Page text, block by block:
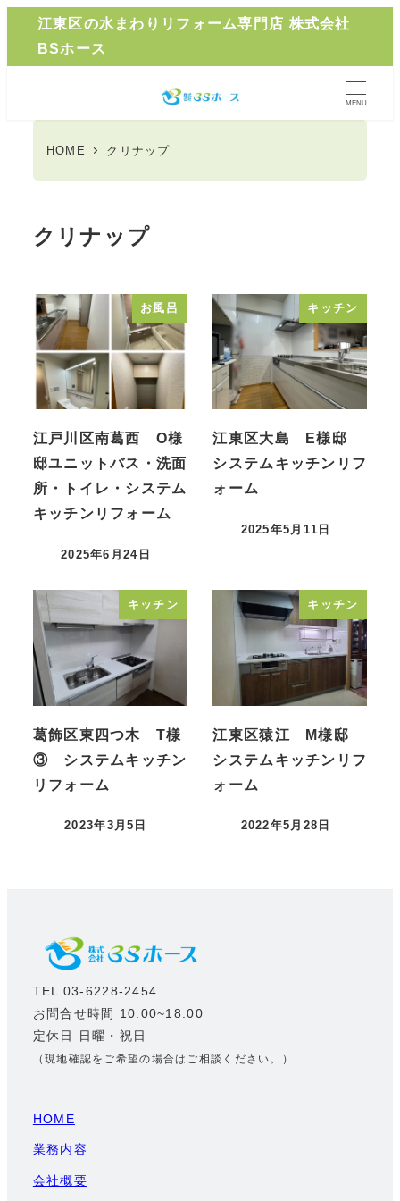
ン
江東区の水まわりリフォーム専門店 株式会社
BSホース
MENU
HOME クリナップ
クリナップ
お風呂
江戸川区南葛西 O様
邸ユニットバス・洗面
所・トイレ・システム
キッチンリフォーム
投稿日
2025年6月24日
キッチン
江東区大島 E様邸
システムキッチンリフ
ォーム
投稿日
2025年5月11日
キッチン
葛飾区東四つ木 T様
③ システムキッチン
リフォーム
投稿日
2023年3月5日
キッチン
江東区猿江 M様邸
システムキッチンリフ
ォーム
投稿日
2022年5月28日
TEL 03-6228-2454
お問合せ時間 10:00~18:00
定休日 日曜・祝日
（現地確認をご希望の場合はご相談ください。）
HOME
業務内容
会社概要